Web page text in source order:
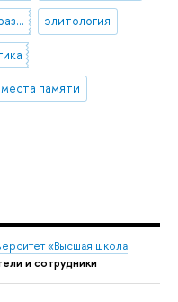
всеобщая история образования и педагогической мысли элитология
места памяти
«Высшая школа
и сотрудники